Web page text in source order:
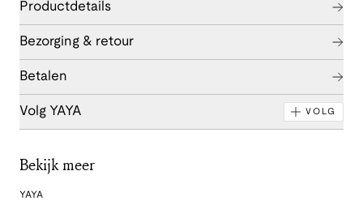
Productdetails
Bezorging & retour
Betalen
Volg YAYA VOLG
Bekijk meer
YAYA